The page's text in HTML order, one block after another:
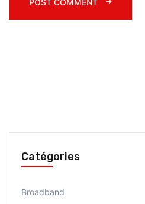
Catégories
Broadband